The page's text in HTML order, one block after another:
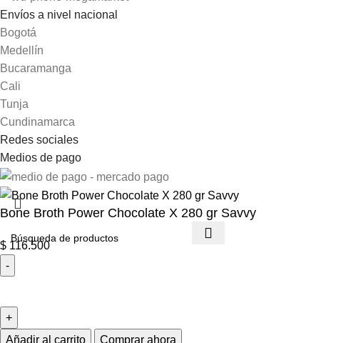
Envíos a nivel nacional
Bogotá
Medellín
Bucaramanga
Cali
Tunja
Cundinamarca
Redes sociales
Medios de pago
Bone Broth Power Chocolate X 280 gr Savvy
$ 116.500
Añadir al carrito Comprar ahora